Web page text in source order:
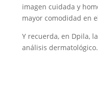
imagen cuidada y
mayor comodidad en
Y recuerda, en Dpila,
análisis dermatológico.